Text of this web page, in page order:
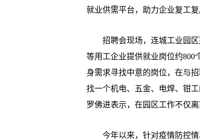
就业供需平台，助力企业复工复
招聘会现场，连城工业园区
等用工企业提供就业岗位约800
身需求寻找中意的岗位，在与
找一个机电、五金、电焊、钳
罗佛进表示，在园区工作不仅离
今年以来，针对疫情防控情